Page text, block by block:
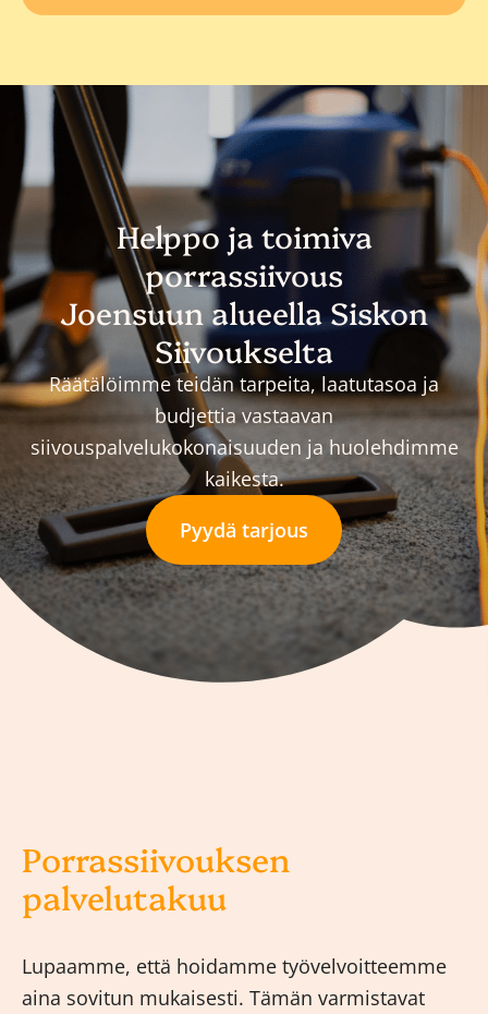
Helppo ja toimiva
porrassiivous
Joensuun alueella Siskon
Siivoukselta
Räätälöimme teidän tarpeita, laatutasoa ja
budjettia vastaavan
siivouspalvelukokonaisuuden ja huolehdimme
kaikesta.
Pyydä tarjous
Porrassiivouksen
palvelutakuu
Lupaamme, että hoidamme työvelvoitteemme
aina sovitun mukaisesti. Tämän varmistavat